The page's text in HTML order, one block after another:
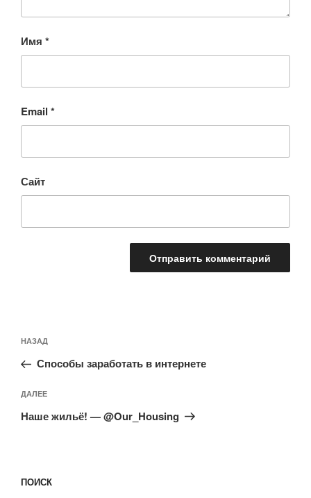
Имя *
Email *
Сайт
по
записям
Предыдущая
запись:
НАЗАД
Способы заработать в интернете
Следующая
запись
ДАЛЕЕ
Наше жильё! — @Our_Housing
ПОИСК